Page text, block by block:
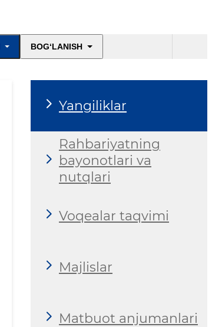
BOG‘LANISH
Yangiliklar
Rahbariyatning
bayonotlari va
nutqlari
Voqealar taqvimi
Majlislar
Matbuot anjumanlari